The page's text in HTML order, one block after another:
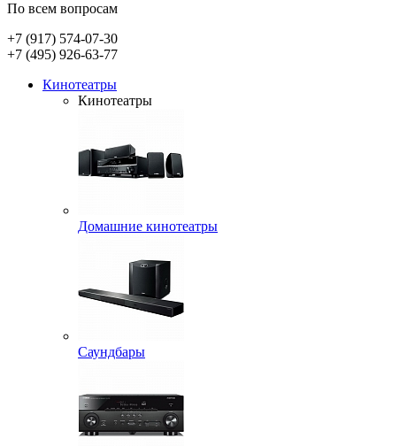
По всем вопросам
+7 (917) 574-07-30
+7 (495) 926-63-77
Кинотеатры
Кинотеатры
Домашние кинотеатры
Саундбары